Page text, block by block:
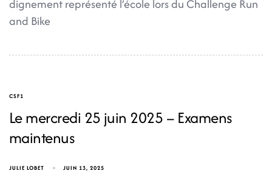
dignement représenté l’école lors du Challenge Run
and Bike
CSF1
Le mercredi 25 juin 2025 – Examens
maintenus
JULIE LOBET JUIN 13, 2025